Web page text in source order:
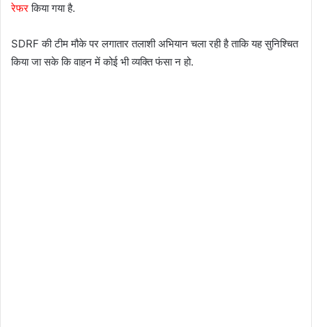
रेफरकिया गया है.
SDRF की टीम मौके पर लगातार तलाशी अभियान चला रही है ताकि यह सुनिश्चित
किया जा सके कि वाहन में कोई भी व्यक्ति फंसा न हो.